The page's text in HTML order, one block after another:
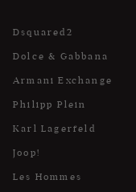
Dsquared2
Dolce & Gabbana
Armani Exchange
Philipp Plein
Karl Lagerfeld
Joop!
Les Hommes